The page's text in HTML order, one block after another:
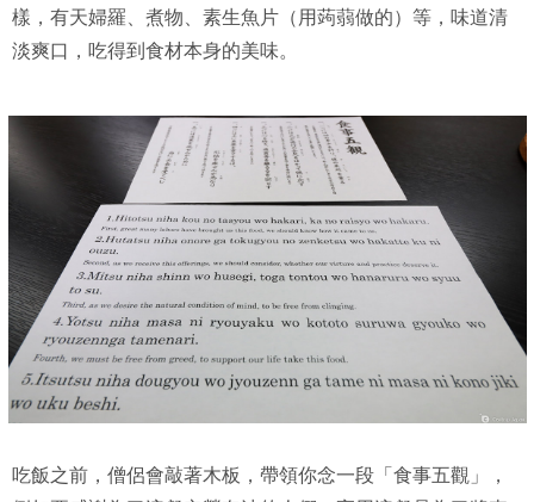
樣，有天婦羅、煮物、素生魚片（用蒟蒻做的）等，味道清
淡爽口，吃得到食材本身的美味。
吃飯之前，僧侶會敲著木板，帶領你念一段「食事五觀」，